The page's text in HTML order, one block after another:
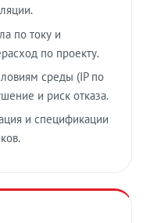
по току и
по проекту.
среды (IP по
и риск отказа.
и спецификации